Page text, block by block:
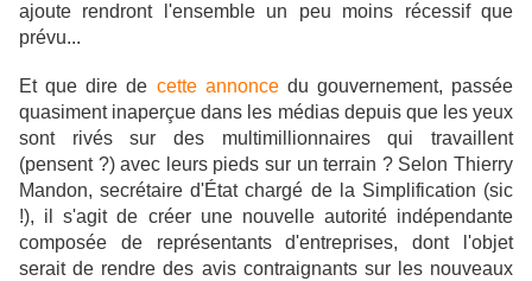
ajoute rendront l'ensemble un peu moins récessif que
prévu...
Et que dire de cette annoncedu gouvernement, passée
quasiment inaperçue dans les médias depuis que les yeux
sont rivés sur des multimillionnaires qui travaillent
(pensent ?) avec leurs pieds sur un terrain ? Selon Thierry
Mandon, secrétaire d'État chargé de la Simplification (sic
!), il s'agit de créer une nouvelle autorité indépendante
composée de représentants d'entreprises, dont l'objet
serait de rendre des avis contraignants sur les nouveaux